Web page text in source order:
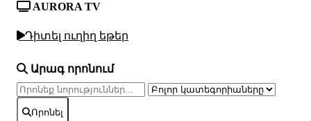
AURORA TV
Դիտել ուղիղ եթեր
Արագ որոնում
Որոնել